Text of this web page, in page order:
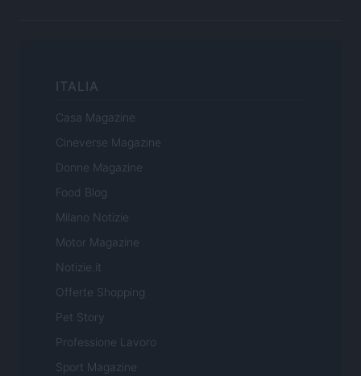
ITALIA
Casa Magazine
Cineverse Magazine
Donne Magazine
Food Blog
Milano Notizie
Motor Magazine
Notizie.it
Offerte Shopping
Pet Story
Professione Lavoro
Sport Magazine